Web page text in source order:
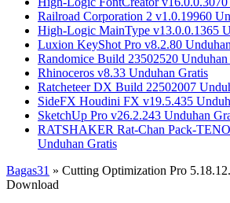
Railroad Corporation 2 v1.0.19960
High-Logic MainType v13.0.0.1365
Luxion KeyShot Pro v8.2.80
Randomice Build 23502520 Unduhan
Rhinoceros v8.33 Unduhan Gratis
Ratcheteer DX Build 22502007
SideFX Houdini FX v19.5.435
SketchUp Pro v26.2.243 Unduhan
RATSHAKER Rat-Chan Pack-
Unduhan Gratis
Bagas31 » Cutting Optimization Pro
Download